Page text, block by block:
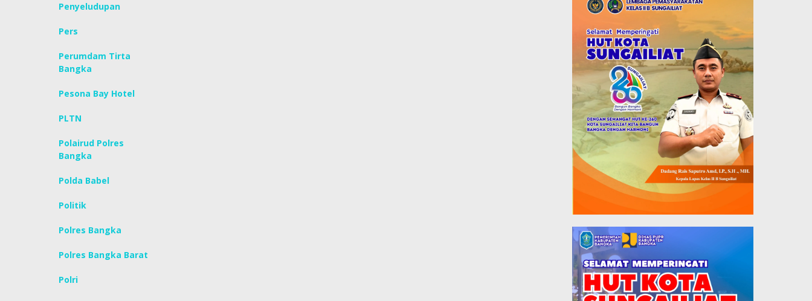
Penyeludupan
Pers
Perumdam Tirta
Bangka
Pesona Bay Hotel
PLTN
Polairud Polres
Bangka
Polda Babel
Politik
Polres Bangka
Polres Bangka Barat
Polri